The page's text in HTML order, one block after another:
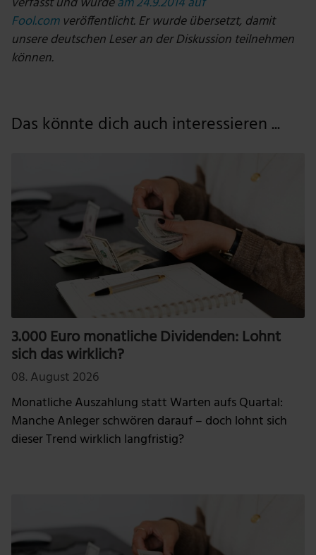
Fool.comveröffentlicht. Er wurde übersetzt, damit
unsere deutschen Leser an der Diskussion teilnehmen
können.
Das könnte dich auch interessieren ...
3.000 Euro monatliche Dividenden: Lohnt
sich das wirklich?
08. August 2026
Monatliche Auszahlung statt Warten aufs Quartal:
Manche Anleger schwören darauf – doch lohnt sich
dieser Trend wirklich langfristig?